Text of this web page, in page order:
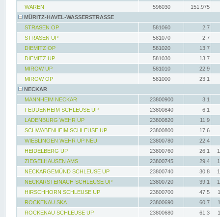
WAREN
596030
151.975
MÜRITZ-HAVEL-WASSERSTRASSE
STRASEN OP
581060
2.7
STRASEN UP
581070
2.7
DIEMITZ OP
581020
13.7
DIEMITZ UP
581030
13.7
MIROW UP
581010
22.9
MIROW OP
581000
23.1
NECKAR
MANNHEIM NECKAR
23800900
3.1
FEUDENHEIM SCHLEUSE UP
23800840
6.1
LADENBURG WEHR UP
23800820
11.9
SCHWABENHEIM SCHLEUSE UP
23800800
17.6
WIEBLINGEN WEHR UP NEU
23800780
22.4
HEIDELBERG UP
23800760 26.1
ZIEGELHAUSEN AMS
23800745 29.4
NECKARGEMÜND SCHLEUSE UP
23800740 30.8
NECKARSTEINACH SCHLEUSE UP
23800720 39.1
HIRSCHHORN SCHLEUSE UP
23800700 47.5
ROCKENAU SKA
23800690 60.7
ROCKENAU SCHLEUSE UP
23800680 61.3